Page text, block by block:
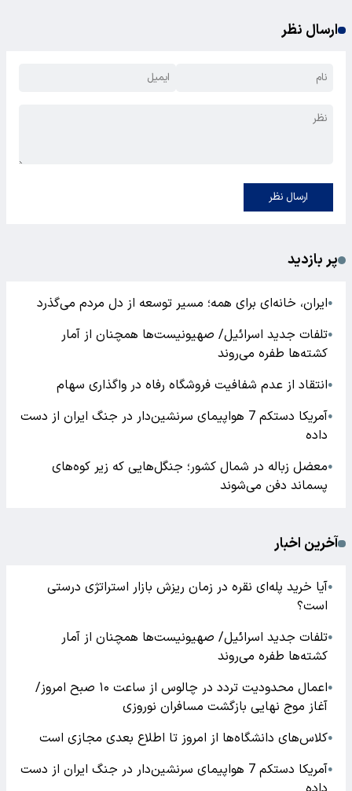
ارسال نظر
ارسال نظر
پر بازدید
●ایران، خانه‌ای برای همه؛ مسیر توسعه از دل مردم می‌گذرد
●تلفات جدید اسرائیل/ صهیونیست‌ها همچنان از آمار
کشته‌ها طفره می‌روند
●انتقاد از عدم شفافیت فروشگاه رفاه در واگذاری سهام
●
آمریکا دستکم 7 هواپیمای سرنشین‌دار در جنگ ایران از دست
داده
●معضل زباله در شمال کشور؛ جنگل‌هایی که زیر کوه‌های
پسماند دفن می‌شوند
آخرین اخبار
●آیا خرید پله‌ای نقره در زمان ریزش بازار استراتژی درستی
است؟
●تلفات جدید اسرائیل/ صهیونیست‌ها همچنان از آمار
کشته‌ها طفره می‌روند
●
اعمال محدودیت تردد در چالوس از ساعت ۱۰ صبح امروز/
آغاز موج نهایی بازگشت مسافران نوروزی
●کلاس‌های دانشگاه‌ها از امروز تا اطلاع بعدی مجازی است
●
آمریکا دستکم 7 هواپیمای سرنشین‌دار در جنگ ایران از دست